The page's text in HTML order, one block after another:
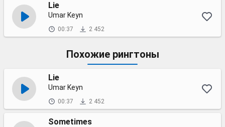
Lie
Umar Keyn
00:37 2 452
Похожие рингтоны
Lie
Umar Keyn
00:37 2 452
Sometimes